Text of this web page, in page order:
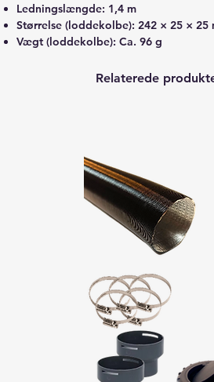
Ledningslængde: 1,4 m
Størrelse (loddekolbe): 242 × 25 × 25
Vægt (loddekolbe): Ca. 96 g
Relaterede